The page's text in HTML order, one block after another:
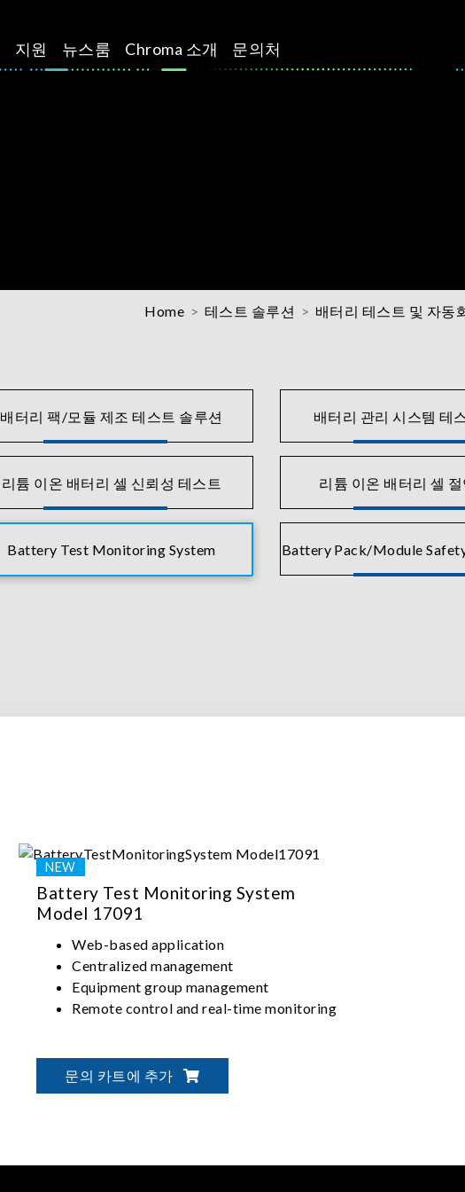
지원 뉴스룸 Chroma 소개 문의처
Home 테스트 솔루션 배터리 테스트 및 자동
배터리 팩/모듈 제조 테스트 솔루션 배터리 관리 시스템 테
리튬 이온 배터리 셀 신뢰성 테스트 리튬 이온 배터리 셀
Battery Test Monitoring System Battery Pack/Module
Battery Test Monitoring System
Model 17091
Web-based application
Centralized management
Equipment group management
Remote control and real-time monitoring
문의 카트에 추가